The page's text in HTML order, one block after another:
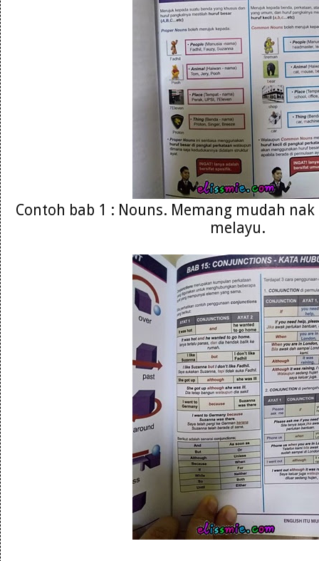
Contoh bab 1 : Nouns. Memang mudah
melayu.